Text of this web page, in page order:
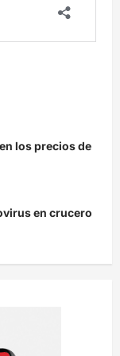
los precios de
en crucero